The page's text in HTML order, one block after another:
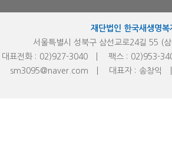
재단법인 한국새생명복
서울특별시 성북구 삼선교로24길 55 (
대표전화 : 02)927-3040 팩스 : 02)953-
sm3095@naver.com
대표자 : 송창익